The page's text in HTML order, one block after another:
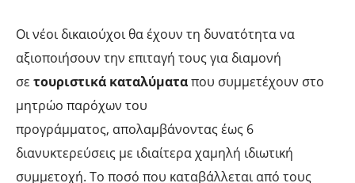
Οι νέοι δικαιούχοι θα έχουν τη δυνατότητα να
αξιοποιήσουν την επιταγή τους για διαμονή
σε τουριστικά καταλύματαπου συμμετέχουν στο
μητρώο παρόχων του
προγράμματος, απολαμβάνοντας έως 6
διανυκτερεύσεις με ιδιαίτερα χαμηλή ιδιωτική
συμμετοχή. Το ποσό που καταβάλλεται από τους